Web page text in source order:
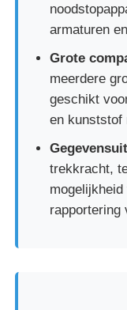
armaturen
Grote
meerdere
geschikt
en kunststof
trekkracht,
rapportering